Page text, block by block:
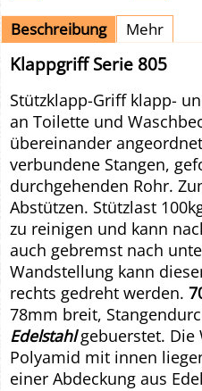
Beschreibung Mehr
Klappgriff Serie 805
Stützklapp-Griff klapp-
an Toilette und
übereinander
verbundene Stangen,
durchgehenden Rohr.
Abstützen. Stützlast
zu reinigen und kann
auch gebremst nach
Wandstellung kann
rechts gedreht werden.
78mm breit,
Edelstahlgebuerstet. Die
Polyamid mit innen
einer Abdeckung aus